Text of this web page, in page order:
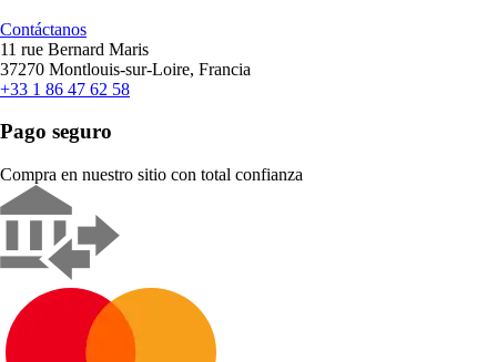
Contáctanos
11 rue Bernard Maris
37270 Montlouis-sur-Loire, Francia
+33 1 86 47 62 58
Pago seguro
Compra en nuestro sitio con total confianza